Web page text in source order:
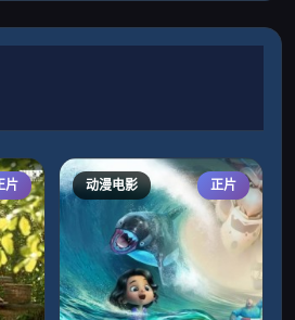
片 动漫电影 正片